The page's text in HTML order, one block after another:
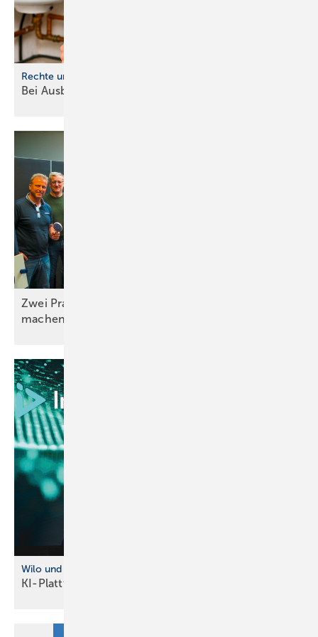
Rechte und Pflichten
Bei Ausbildungsbeginn ist einiges zu
Zwei Praxistage, die Unterricht einfacher
machen
Wilo und InstaD eep kooperieren
KI-Plattform für intelligente